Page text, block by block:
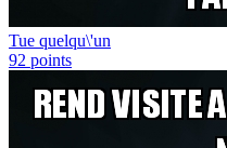
Tue quelqu\'un
92 points